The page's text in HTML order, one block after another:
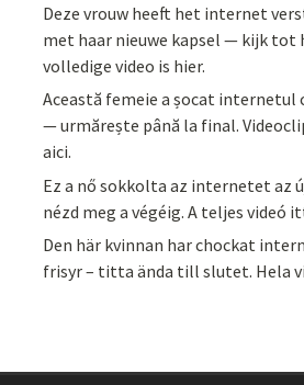
Deze vrouw heeft het internet
met haar nieuwe kapsel — kijk tot
volledige video is hier.
Această femeie a șocat internetul
— urmărește până la final.
aici.
Ez a nő sokkolta az internetet az
nézd meg a végéig. A teljes videó
Den här kvinnan har chockat
frisyr – titta ända till slutet. Hela